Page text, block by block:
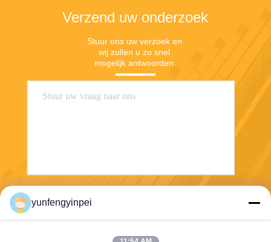
Verzend uw onderzoek
Stuur ons uw verzoek en
wij zullen u zo snel
mogelijk antwoorden.
yunfengyinpei